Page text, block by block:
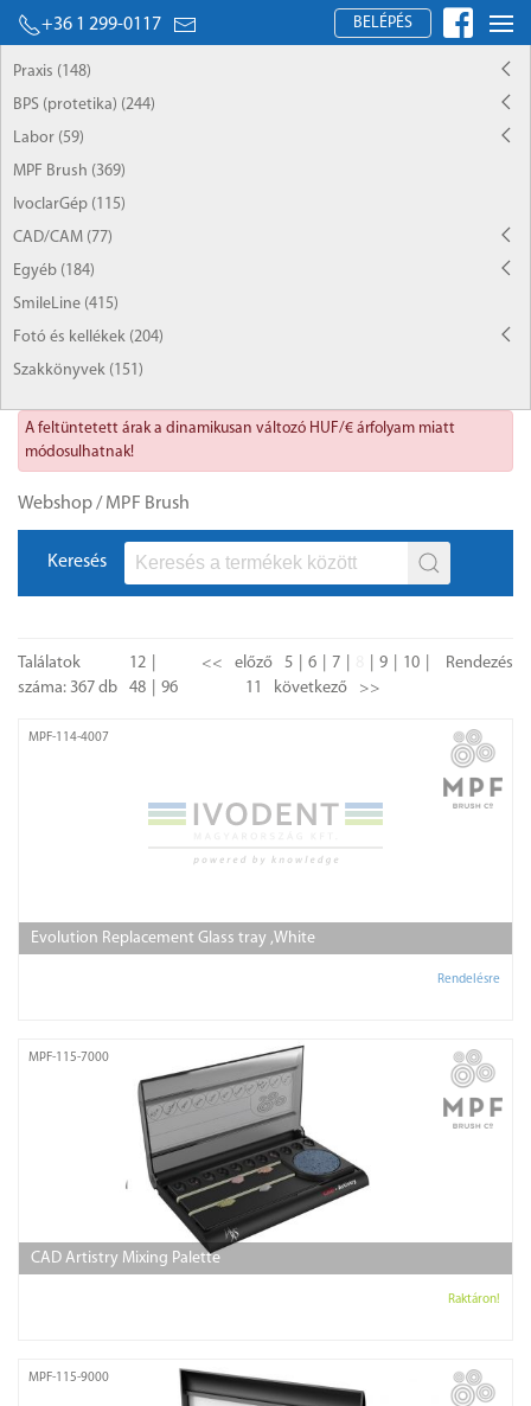
+36 1 299-0117 BELÉPÉS
Praxis (148)
BPS (protetika) (244)
Labor (59)
MPF Brush (369)
IvoclarGép (115)
CAD/CAM (77)
Egyéb (184)
SmileLine (415)
Fotó és kellékek (204)
Szakkönyvek (151)
A feltüntetett árak a dinamikusan változó HUF/€ árfolyam miatt
módosulhatnak!
Webshop/ MPF Brush
Keresés
Találatok
száma: 367 db
12
48
96
<< előző 5 6 7 9
10
11
következő >>
Rendezés
MPF-114-4007
Evolution Replacement Glass tray ,White
Rendelésre
MPF-115-7000
CAD Artistry Mixing Palette
Raktáron!
MPF-115-9000